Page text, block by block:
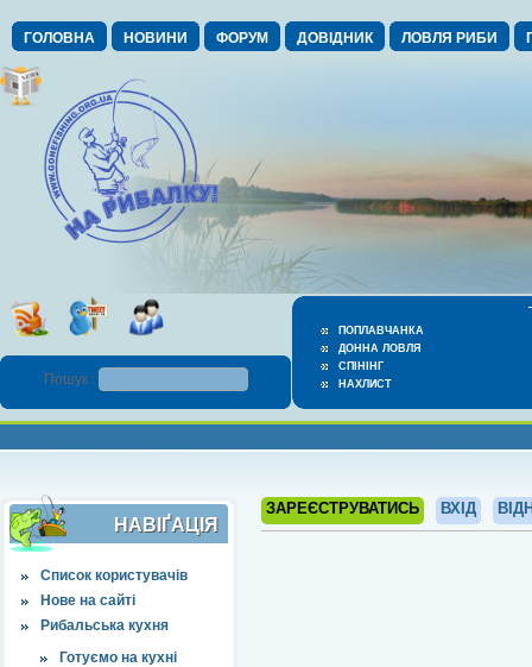
ГОЛОВНА НОВИНИ ФОРУМ ДОВІДНИК ЛОВЛЯ РИБИ
ПОПЛАВЧАНКА
ДОННА ЛОВЛЯ
СПІНІНГ
НАХЛИСТ
Пошук :
НАВІҐАЦІЯ
Список користувачів
Нове на сайті
Рибальська кухня
Готуємо на кухні
ЗАРЕЄСТРУВАТИСЬ ВХІД